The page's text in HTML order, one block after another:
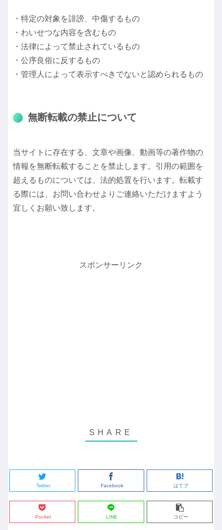
・特定の対象を誹謗、中傷するもの
・わいせつな内容を含むもの
・法律によって禁止されているもの
・公序良俗に反するもの
・管理人によって表示すべきでないと認められるもの
無断転載の禁止について
当サイトに存在する、文章や画像、動画等の著作物の
情報を無断転載することを禁止します。引用の範囲を
超えるものについては、法的処置を行います。転載す
る際には、お問い合わせよりご連絡いただけますよう
宜しくお願い致します。
スポンサーリンク
Twitter Facebook はてブ
Pocket LINE コピー